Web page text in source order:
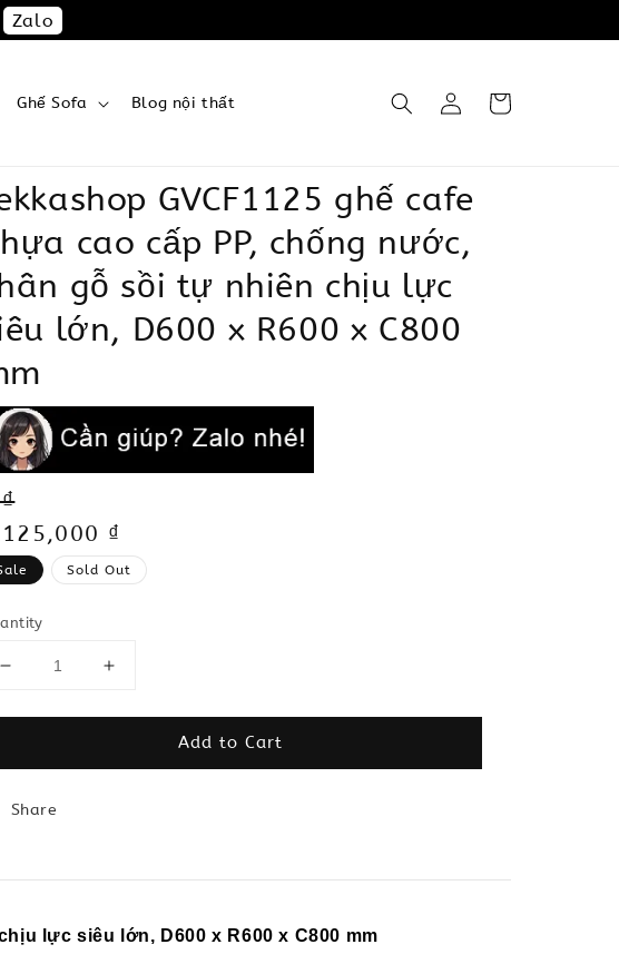
Zalo
Ghế Sofa Blog nội thất
GVCF1125 ghế cafe
cao cấp PP, chống nước,
gỗ sồi tự nhiên chịu lực
lớn, D600 x R600 x C800
₫
Sold Out
Add to Cart
Share
lực siêu lớn, D600 x R600 x C800 mm